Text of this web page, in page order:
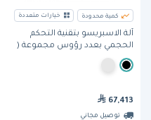
كمية محدودة خيارات متعددة
آلة الاسبريسو بتقنية التحكم
الحجمي بعدد رؤوس مجموعة (
Black Eagle Maverick Core 3
groups) من فيكتوريا أردوينو
67,413
توصيل مجاني